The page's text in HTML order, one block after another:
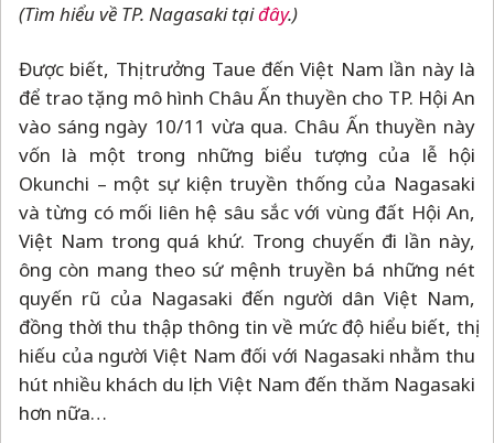
(Tìm hiểu về TP. Nagasaki tạiđây.)
Được biết, Thị trưởng Taue đến Việt Nam lần này là
để trao tặng mô hình Châu Ấn thuyền cho TP. Hội An
vào sáng ngày 10/11 vừa qua. Châu Ấn thuyền này
vốn là một trong những biểu tượng của lễ hội
Okunchi – một sự kiện truyền thống của Nagasaki
và từng có mối liên hệ sâu sắc với vùng đất Hội An,
Việt Nam trong quá khứ. Trong chuyến đi lần này,
ông còn mang theo sứ mệnh truyền bá những nét
quyến rũ của Nagasaki đến người dân Việt Nam,
đồng thời thu thập thông tin về mức độ hiểu biết, thị
hiếu của người Việt Nam đối với Nagasaki nhằm thu
hút nhiều khách du lịch Việt Nam đến thăm Nagasaki
hơn nữa…